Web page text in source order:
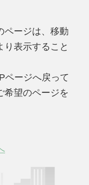
ページは、移動
り表示すること
ページへ戻って
希望のページを